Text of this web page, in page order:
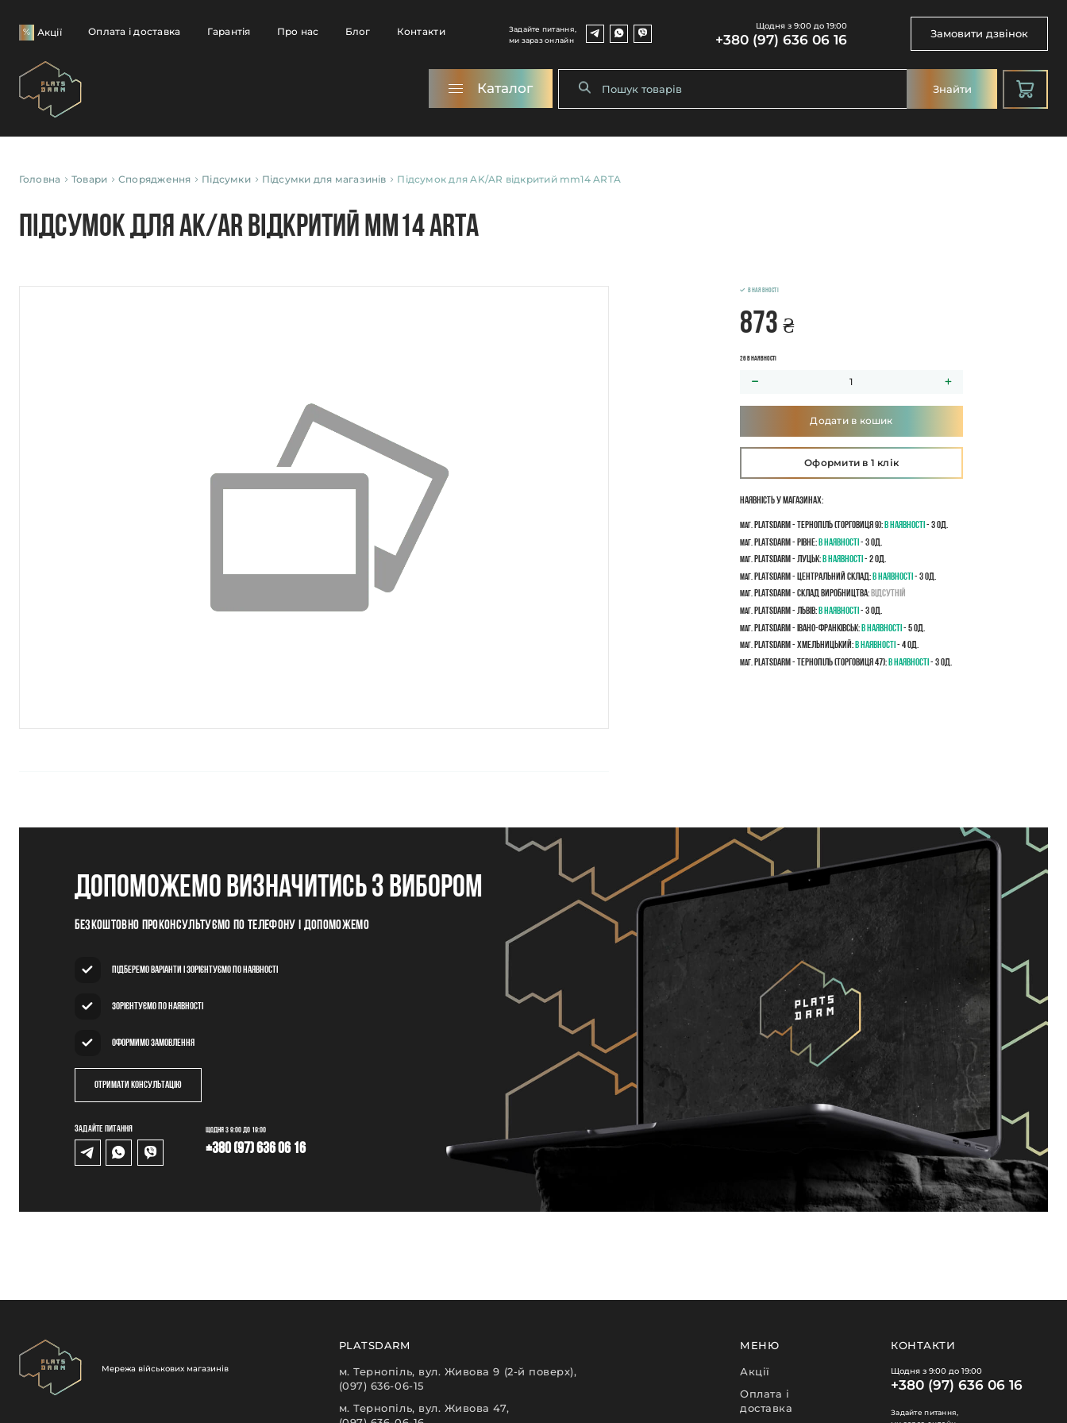
Акції Оплата і доставка Гарантія Про нас Блог Контакти
Задайте питання,
ми зараз онлайн
Щодня з 9:00 до 19:00
+380 (97) 636 06 16 Замовити дзвінок
Каталог Знайти
Головна Товари Спорядження Підсумки Підсумки для магазинів Підсумок для AK/AR відкритий mm14 ARTA
Підсумок для AK/AR відкритий mm14 ARTA
В наявності
873₴
26 в наявності
Додати в кошик
Оформити в 1 клік
Наявність у магазинах:
маг. PLATSDARM - Тернопіль (Торговиця 9): В наявності - 3 од.
маг. PLATSDARM - Рівне: В наявності - 3 од.
маг. PLATSDARM - Луцьк: В наявності - 2 од.
маг. PLATSDARM - Центральний склад: В наявності - 3 од.
маг. PLATSDARM - Склад виробництва: Відсутній
маг. PLATSDARM - Львів: В наявності - 3 од.
маг. PLATSDARM - Івано-Франківськ: В наявності - 5 од.
маг. PLATSDARM - Хмельницький: В наявності - 4 од.
маг. PLATSDARM - Тернопіль (Торговиця 47): В наявності - 3 од.
допоможемо визначитись з вибором
Безкоштовно проконсультуємо по телефону і допоможемо
Підберемо варіанти і зорієнтуємо по наявності
Зорієнтуємо по наявності
Оформимо замовлення
Отримати консультацію
Задайте питання Щодня з 9:00 до 19:00
+380 (97) 636 06 16
Мережа військових магазинів
PLATSDARM
м. Тернопіль, вул. Живова 9 (2-й поверх),
(097) 636-06-15
м. Тернопіль, вул. Живова 47,
МЕНЮ
Акції
Оплата і
доставка
КОНТАКТИ
Щодня з 9:00 до 19:00
+380 (97) 636 06 16
Задайте питання,